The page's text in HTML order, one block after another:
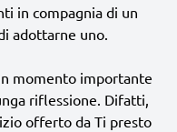
in compagnia di un
adottarne uno.
momento importante
riflessione. Difatti,
offerto da Ti presto